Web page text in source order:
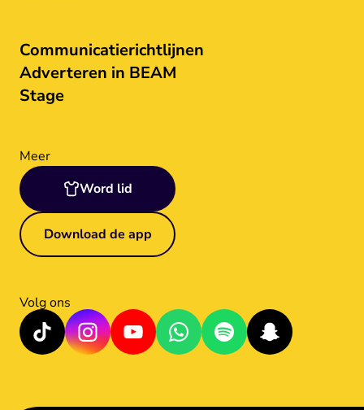
Communicatierichtlijnen
Adverteren in BEAM
Stage
Meer
Word lid
Download de app
Volg ons